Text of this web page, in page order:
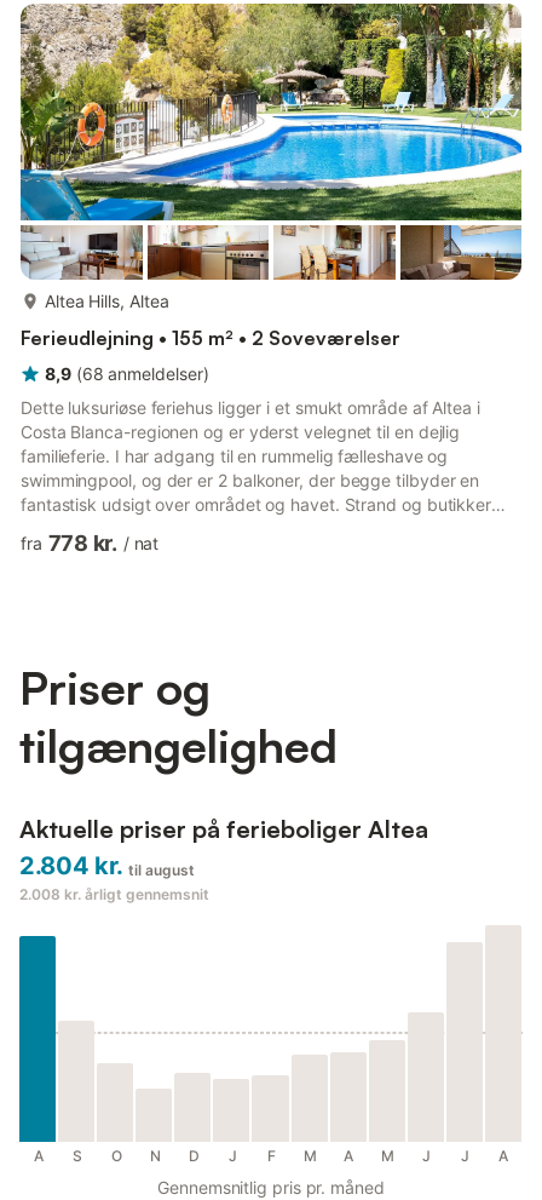
seng (180 cm, længde 190 cm), brus/WC, klimaanlæg og
varmluft opvarming. Udgang til have. 1 dobbeltværelse med 1
fransk seng (180 cm, længde...
Altea Hills, Altea
Ferieudlejning • 155 m² • 2 Soveværelser
8,9 (68 anmeldelser)
Dette luksuriøse feriehus ligger i et smukt område af Altea i
Costa Blanca-regionen og er yderst velegnet til en dejlig
familieferie. I har adgang til en rummelig fælleshave og
swimmingpool, og der er 2 balkoner, der begge tilbyder en
fantastisk udsigt over området og havet. Strand og butikker
seværdigheder og smukke vandrestier findes i nærheden. Der
fra 778 kr. / nat
Priser og
tilgængelighed
Aktuelle priser på ferieboliger Altea
2.804 kr. til august
2.008 kr. årligt gennemsnit
A S O N D J F M A M J J A
Gennemsnitlig pris pr. måned